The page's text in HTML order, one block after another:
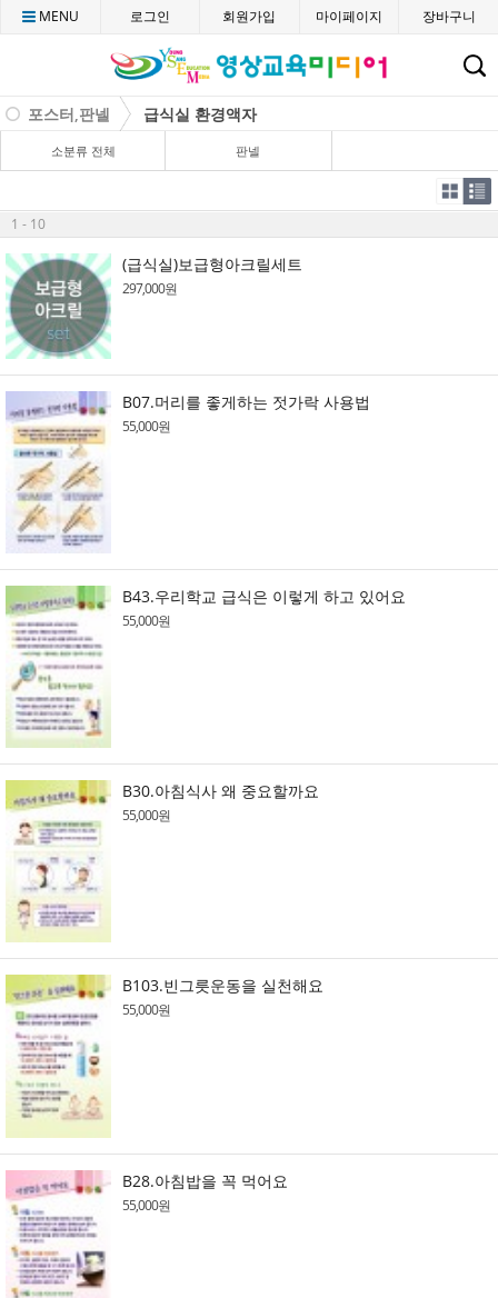
CMENU 로그인 회원가입 마이페이지 장바구니
포스터,판넬 급식실 환경액자
소분류 전체 판넬
1 - 10
(급식실)보급형아크릴세트
297,000원
B07.머리를 좋게하는 젓가락 사용법
55,000원
B43.우리학교 급식은 이렇게 하고 있어요
55,000원
B30.아침식사 왜 중요할까요
55,000원
B103.빈그릇운동을 실천해요
55,000원
B28.아침밥을 꼭 먹어요
55,000원